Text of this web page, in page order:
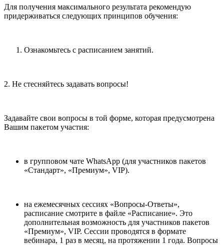
Для получения максимального результата рекомендую
придерживаться следующих принципов обучения:
Ознакомьтесь с расписанием занятий.
2. Не стесняйтесь задавать вопросы!
Задавайте свои вопросы в той форме, которая предусмотрена
Вашим пакетом участия:
в групповом чате WhatsApp (для участников пакетов
«Стандарт», «Премиум», VIP).
на ежемесячных сессиях «Вопросы-Ответы»,
расписание смотрите в файле «Расписание». Это
дополнительная возможность для участников пакетов
«Премиум», VIP. Сессии проводятся в формате
вебинара, 1 раз в месяц, на протяжении 1 года. Вопросы